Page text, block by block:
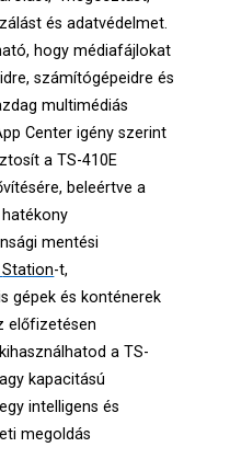
és adatvédelmet.
hogy médiafájlokat
számítógépeidre és
multimédiás
Center igény szerint
a TS-410E
beleértve a
mentési
Station-t,
gépek és konténerek
előfizetésen
a TS-
kapacitású
intelligens és
megoldás